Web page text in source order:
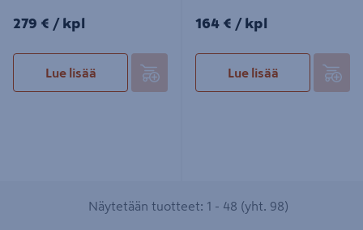
279€/kpl
279 € / kpl
Lue lisää
164€/kpl
164 € / kpl
Lue lisää
Näytetään tuotteet: 1 - 48 (yht. 98)